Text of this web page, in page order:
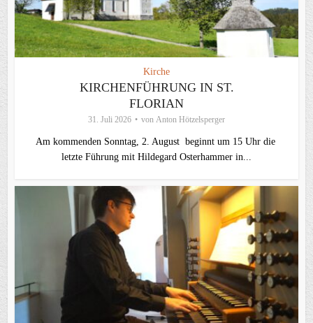
Kirche
KIRCHENFÜHRUNG IN ST.
FLORIAN
31. Juli 2026 von Anton Hötzelsperger
Am kommenden Sonntag, 2. August beginnt um 15 Uhr die
letzte Führung mit Hildegard Osterhammer in...